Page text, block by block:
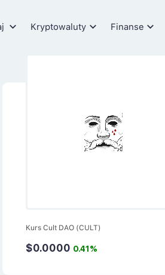
Kryptowaluty Finanse
Kurs Cult DAO (CULT)
$0.0000 0.41%